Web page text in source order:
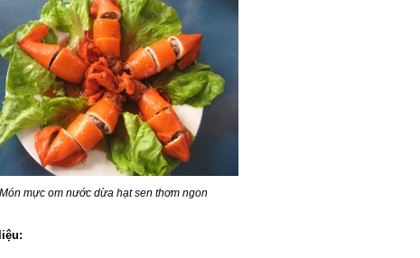
Món mực om nước dừa hạt sen thơm ngon